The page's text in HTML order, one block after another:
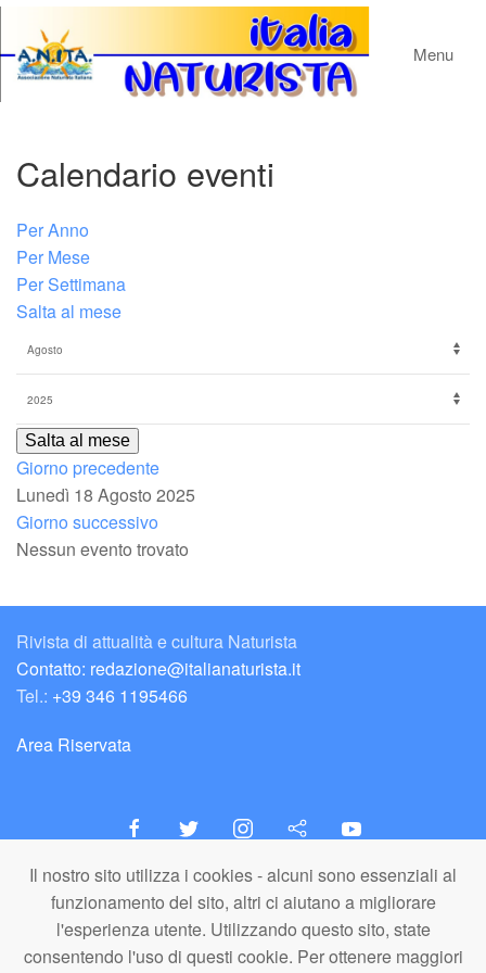
Il nostro sito utilizza i cookies - alcuni sono essenziali al
funzionamento del sito, altri ci aiutano a migliorare
l'esperienza utente. Utilizzando questo sito, state
consentendo l'uso di questi cookie. Per ottenere maggiori
Menu
Calendario eventi
Per Anno
Per Mese
Per Settimana
Salta al mese
Salta al mese
Giorno precedente
Lunedì 18 Agosto 2025
Giorno successivo
Nessun evento trovato
Rivista di attualità e cultura Naturista
Contatto: redazione@italianaturista.it
Tel.: +39 346 1195466
Area Riservata
italiaNATURISTA
Editore e Redazione
A.N.ITA. Associazione Naturista Italiana (APS)
C.F. 80203710159